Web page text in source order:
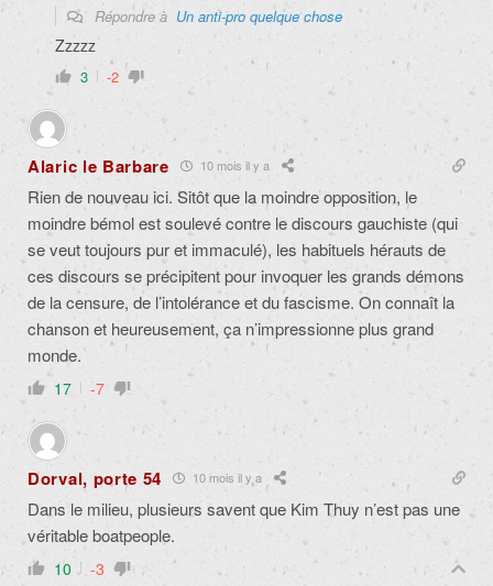
Répondre à Un anti-pro quelque chose
Zzzzz
3 -2
Alaric le Barbare 10 mois il y a
Rien de nouveau ici. Sitôt que la moindre opposition, le
moindre bémol est soulevé contre le discours gauchiste (qui
se veut toujours pur et immaculé), les habituels hérauts de
ces discours se précipitent pour invoquer les grands démons
de la censure, de l’intolérance et du fascisme. On connaît la
chanson et heureusement, ça n’impressionne plus grand
monde.
17 -7
Dorval, porte 54 10 mois il y a
Dans le milieu, plusieurs savent que Kim Thuy n’est pas une
véritable boatpeople.
10 -3